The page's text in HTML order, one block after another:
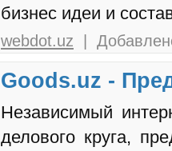
бизнес идеи и
webdot.uz |
Goods.uz -
Независимый
делового круга,